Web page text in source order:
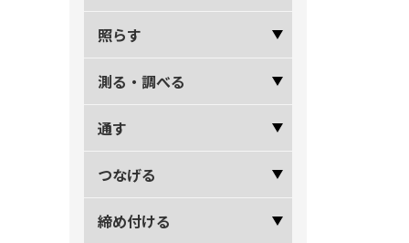
照らす
測る・調べる
通す
つなげる
締め付ける